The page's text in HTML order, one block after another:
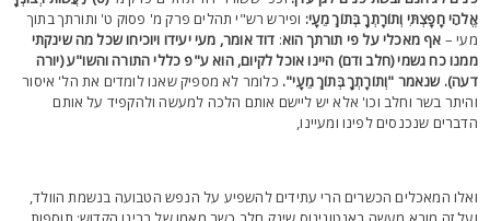
חָפָצְתִּי וְתוֹרָתְךָ בְּתוֹךְ מֵעָי:ופירש רש"י תהלים פרק מ' פסוק ט' ותורתך בתוך
–אף מאכלי על פי תורתך הוא:דוד אומר, מעי יעידו ויוכיחו שכל מה שינקתי
כח גשמי (חלב ודם) היינו אוכל לקיום, הוא ע"פ כללי התורה והשו"ע (יורה
שנאמר "וְתוֹרָתְךָ בְּתוֹךְ מֵעָי".כלומר לא מספיק שאנו לומדים את הל' איסור
בשר וחלב וכו' אלא יש ליישם אותם הלכה למעשה ולהקפיד על אותם
שנכנסים לפינו ומעיינו,
המאכלים הכשרים הרי עתידים להשפיע על הנפש הטבועה בנשמת הוולד,